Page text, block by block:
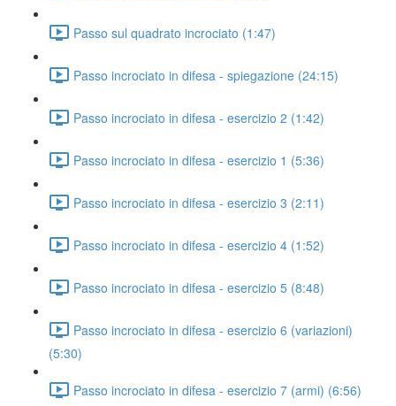
Passo sul quadrato incrociato (1:47)
Passo incrociato in difesa - spiegazione (24:15)
Passo incrociato in difesa - esercizio 2 (1:42)
Passo incrociato in difesa - esercizio 1 (5:36)
Passo incrociato in difesa - esercizio 3 (2:11)
Passo incrociato in difesa - esercizio 4 (1:52)
Passo incrociato in difesa - esercizio 5 (8:48)
Passo incrociato in difesa - esercizio 6 (variazioni)
(5:30)
Passo incrociato in difesa - esercizio 7 (armi) (6:56)